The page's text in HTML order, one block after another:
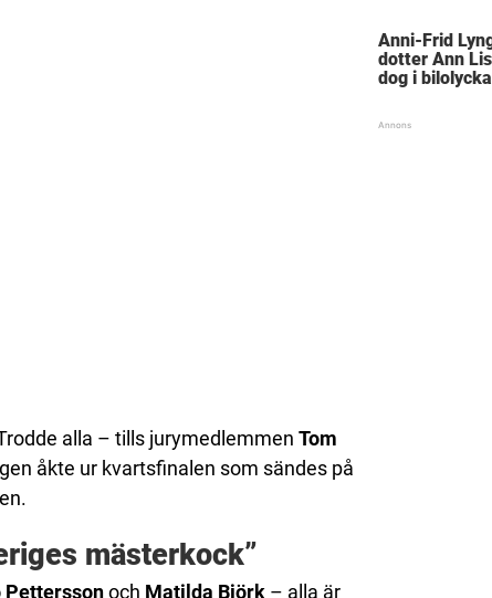
alla – tills jurymedlemmen Tom
åkte ur kvartsfinalen som sändes på
mästerkock”
Petterssonoch Matilda Björk – alla är
Anni-Frid
dotter Ann
dog i bilolycka